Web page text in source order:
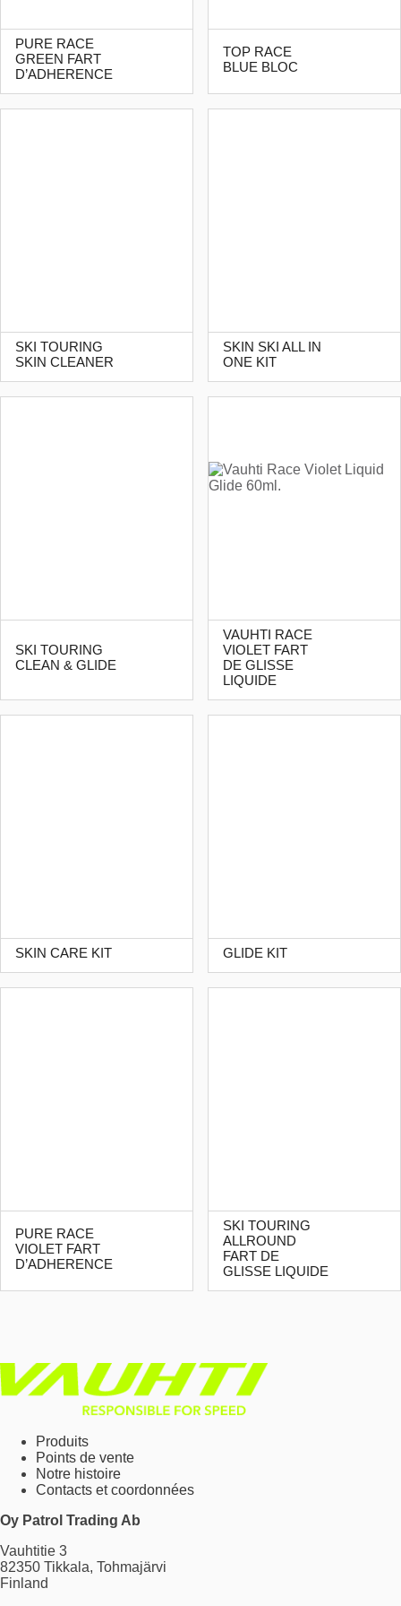
PURE RACE
GREEN FART
D’ADHERENCE
TOP RACE
BLUE BLOC
SKI TOURING
SKIN CLEANER
SKIN SKI ALL IN
ONE KIT
SKI TOURING
CLEAN & GLIDE
VAUHTI RACE
VIOLET FART
DE GLISSE
LIQUIDE
SKIN CARE KIT GLIDE KIT
PURE RACE
VIOLET FART
D’ADHERENCE
SKI TOURING
ALLROUND
FART DE
GLISSE LIQUIDE
Produits
Points de vente
Notre histoire
Contacts et coordonnées
Oy Patrol Trading Ab
Vauhtitie 3
82350 Tikkala, Tohmajärvi
Finland